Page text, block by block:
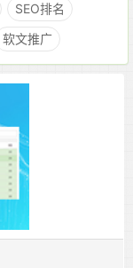
SEO排名
软文推广